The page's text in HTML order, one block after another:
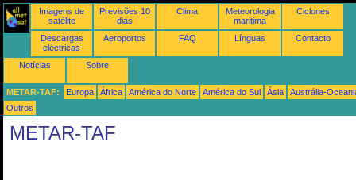
Imagens de
satélite
Previsões 10
dias
Clima
Meteorologia
maritima
Ciclones
Descargas
eléctricas
Aeroportos FAQ Línguas Contacto
Notícias Sobre
METAR-TAF: Europa África América do Norte América do Sul Ásia
Austrália-
Outros
METAR-TAF